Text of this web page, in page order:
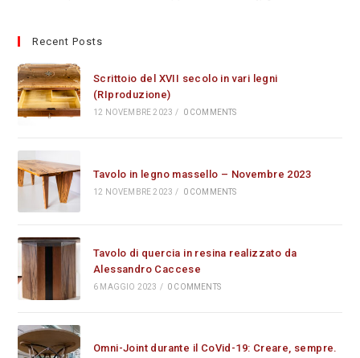
Recent Posts
Scrittoio del XVII secolo in vari legni
(RIproduzione)
12 NOVEMBRE 2023 / 0 COMMENTS
Tavolo in legno massello – Novembre 2023
12 NOVEMBRE 2023 / 0 COMMENTS
Tavolo di quercia in resina realizzato da
Alessandro Caccese
6 MAGGIO 2023 / 0 COMMENTS
Omni-Joint durante il CoVid-19: Creare, sempre.